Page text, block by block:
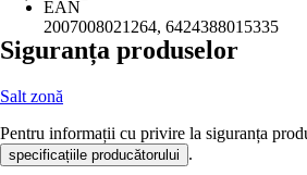
EAN
2007008021264, 6424388015335
Siguranța produselor
Salt zonă
Pentru informații cu privire la siguranța
specificațiile producătorului .